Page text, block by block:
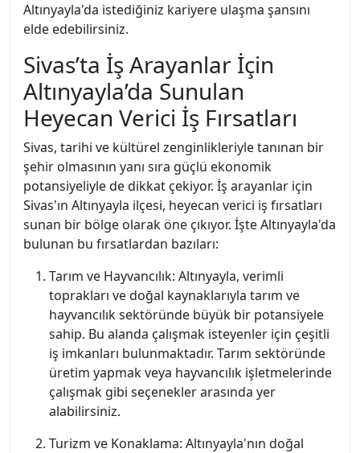
Altınyayla'da istediğiniz kariyere ulaşma şansını
elde edebilirsiniz.
Sivas’ta İş Arayanlar İçin
Altınyayla’da Sunulan
Heyecan Verici İş Fırsatları
Sivas, tarihi ve kültürel zenginlikleriyle tanınan bir
şehir olmasının yanı sıra güçlü ekonomik
potansiyeliyle de dikkat çekiyor. İş arayanlar için
Sivas'ın Altınyayla ilçesi, heyecan verici iş fırsatları
sunan bir bölge olarak öne çıkıyor. İşte Altınyayla'da
bulunan bu fırsatlardan bazıları:
Tarım ve Hayvancılık: Altınyayla, verimli
toprakları ve doğal kaynaklarıyla tarım ve
hayvancılık sektöründe büyük bir potansiyele
sahip. Bu alanda çalışmak isteyenler için çeşitli
iş imkanları bulunmaktadır. Tarım sektöründe
üretim yapmak veya hayvancılık işletmelerinde
çalışmak gibi seçenekler arasında yer
alabilirsiniz.
Turizm ve Konaklama: Altınyayla'nın doğal